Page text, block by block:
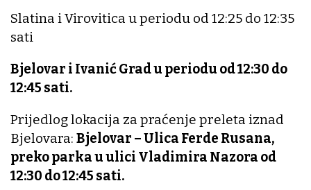
Slatina i Virovitica u periodu od 12:25 do 12:35
sati
Bjelovar i Ivanić Grad u periodu od 12:30 do
12:45 sati.
Prijedlog lokacija za praćenje preleta iznad
Bjelovara: Bjelovar – Ulica Ferde Rusana,
preko parka u ulici Vladimira Nazora od
12:30 do 12:45 sati.